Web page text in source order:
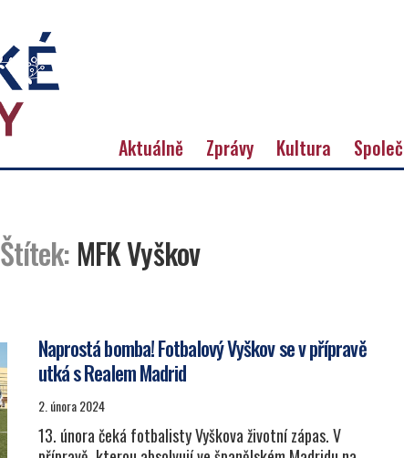
Aktuálně Zprávy Kultura
Štítek: MFK Vyškov
Naprostá bomba! Fotbalový Vyškov se v přípravě
utká s Realem Madrid
2. února 2024
13. února čeká fotbalisty Vyškova životní zápas. V